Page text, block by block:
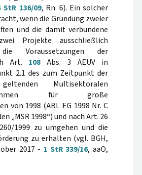
StR 136/09, Rn. 6). Ein solcher
wenn die Gründung zweier
und die damit verbundene
Projekte ausschließlich
Voraussetzungen der
Art. 108 Abs. 3 AEUV in
2.1 des zum Zeitpunkt der
Multisektoralen
für große
von 1998 (ABl. EG 1998 Nr. C
„MSR 1998“) und nach Art. 26
1999 zu umgehen und die
zu erhalten (vgl. BGH,
2017 - 1 StR 339/16, aaO,